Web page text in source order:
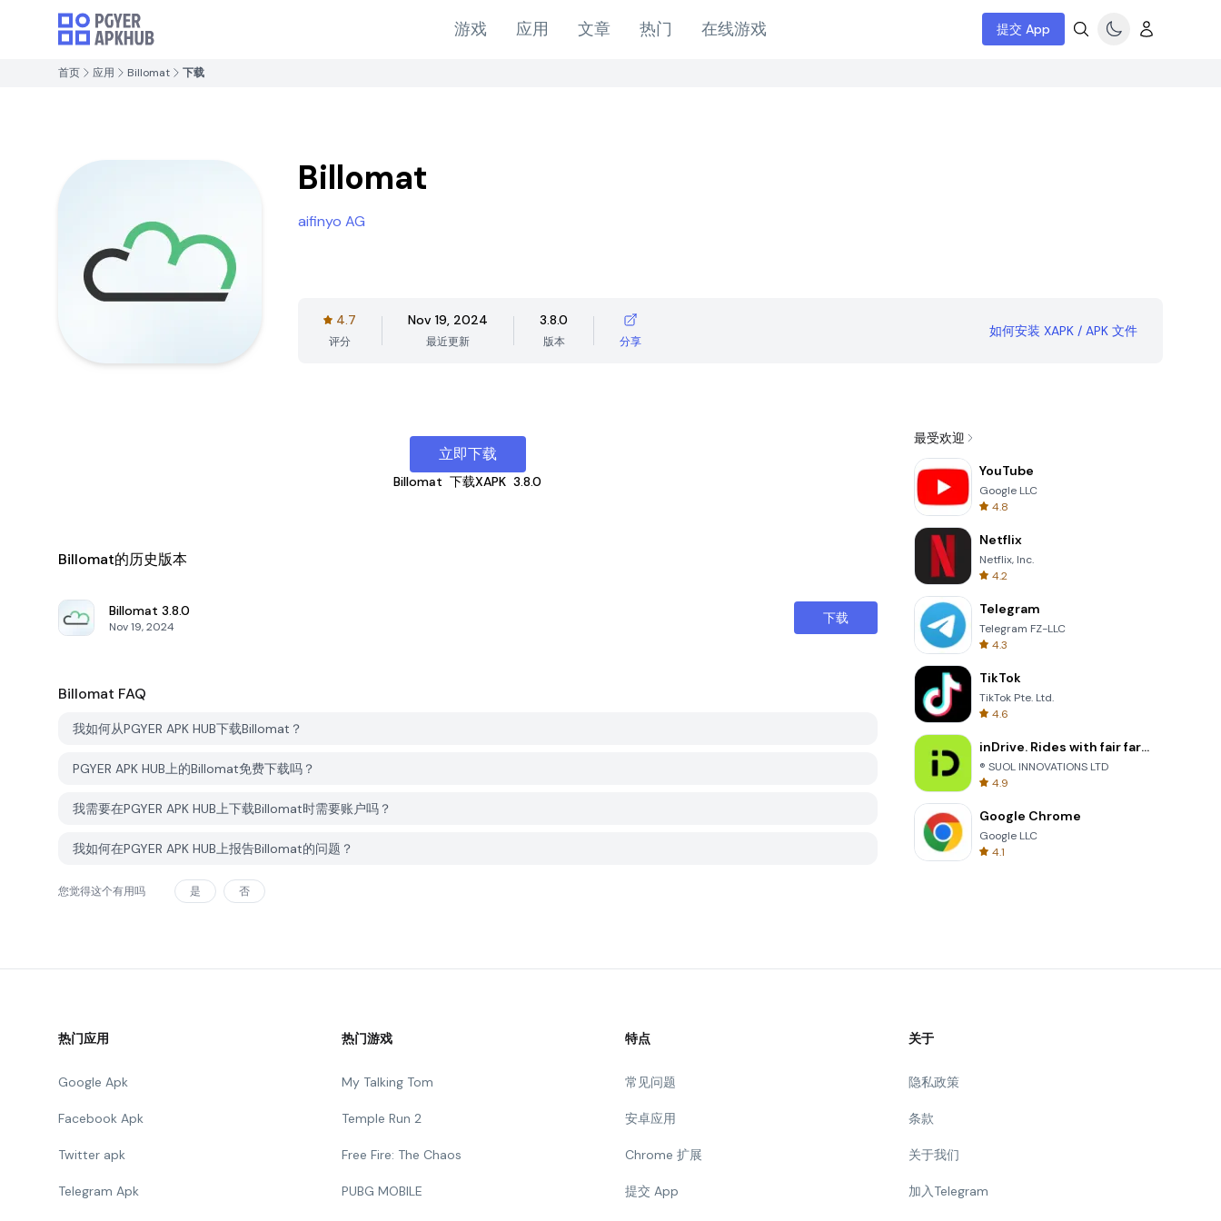
游戏 应用 文章 热门 在线游戏 提交 App
首页 应用 Billomat 下载
Billomat
aifinyo AG
4.7
评分
Nov 19, 2024
最近更新
3.8.0
版本 分享
如何安装 XAPK / APK 文件
立即下载
Billomat 下载XAPK 3.8.0
Billomat的历史版本
Billomat 3.8.0
Nov 19, 2024
下载
Billomat FAQ
我如何从PGYER APK HUB下载Billomat？
PGYER APK HUB上的Billomat免费下载吗？
我需要在PGYER APK HUB上下载Billomat时需要账户吗？
我如何在PGYER APK HUB上报告Billomat的问题？
您觉得这个有用吗 是 否
最受欢迎
YouTube
Google LLC
4.8
Netflix
Netflix, Inc.
4.2
Telegram
Telegram FZ-LLC
4.3
TikTok
TikTok Pte. Ltd.
4.6
inDrive. Rides with fair fares
® SUOL INNOVATIONS LTD
4.9
Google Chrome
Google LLC
4.1
热门应用
Google Apk
Facebook Apk
Twitter apk
Telegram Apk
热门游戏
My Talking Tom
Temple Run 2
Free Fire: The Chaos
PUBG MOBILE
特点
常见问题
安卓应用
Chrome 扩展
提交 App
关于
隐私政策
条款
关于我们
加入Telegram